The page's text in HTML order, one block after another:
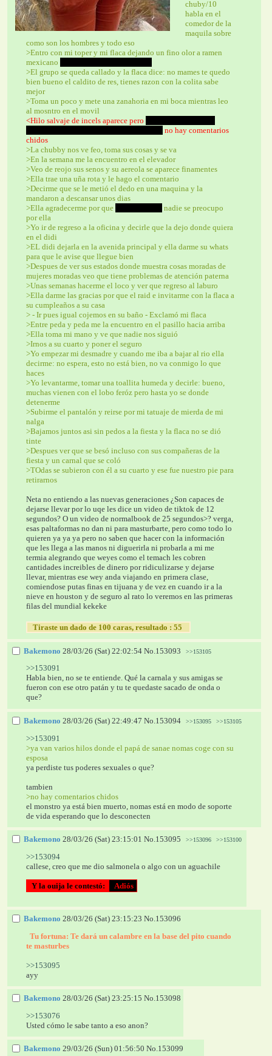
chuby/10
habla en el
comedor de la
maquila sobre
como son los hombres y todo eso
>Entro con mi toper y mi flaca dejando un fino olor a ramen
mexicano
>El grupo se queda callado y la flaca dice: no mames te quedo
bien bueno el caldito de res, tienes razon con la colita sabe
mejor
>Toma un poco y mete una zanahoria en mi boca mientras leo
al mosntro en el movil
<Hilo salvaje de incels aparece pero
no hay comentarios
chidos
>La chubby nos ve feo, toma sus cosas y se va
>En la semana me la encuentro en el elevador
>Veo de reojo sus senos y su aereola se aparece finamentes
>Ella trae una uña rota y le hago el comentario
>Decirme que se le metió el dedo en una maquina y la
mandaron a descansar unos dias
>Ella agradecerme por que
nadie se preocupo
por ella
>Yo ir de regreso a la oficina y decirle que la dejo donde quiera
en el didi
>EL didi dejarla en la avenida principal y ella darme su whats
para que le avise que llegue bien
>Despues de ver sus estados donde muestra cosas moradas de
mujeres moradas veo que tiene problemas de atención paterna
>Unas semanas hacerme el loco y ver que regreso al laburo
>Ella darme las gracias por que el raid e invitarme con la flaca a
su cumpleaños a su casa
> - Ir pues igual cojemos en su baño - Exclamó mi flaca
>Entre peda y peda me la encuentro en el pasillo hacia arriba
>Ella toma mi mano y ve que nadie nos siguió
>Irnos a su cuarto y poner el seguro
>Yo empezar mi desmadre y cuando me iba a bajar al rio ella
decirme: no espera, esto no está bien, no va conmigo lo que
haces
>Yo levantarme, tomar una toallita humeda y decirle: bueno,
muchas vienen con el lobo feróz pero hasta yo se donde
detenerme
>Subirme el pantalón y reirse por mi tatuaje de mierda de mi
nalga
>Bajamos juntos asi sin pedos a la fiesta y la flaca no se dió
tinte
>Despues ver que se besó incluso con sus compañeras de la
fiesta y un carnal que se coló
>TOdas se subieron con él a su cuarto y ese fue nuestro pie para
retirarnos
Neta no entiendo a las nuevas generaciones ¿Son capaces de
dejarse llevar por lo uqe les dice un video de tiktok de 12
segundos? O un video de normalbook de 25 segundos>? verga,
esas paltaformas no dan ni para masturbarte, pero como todo lo
quieren ya ya ya pero no saben que hacer con la información
que les llega a las manos ni diguerirla ni probarla a mi me
termia alegrando que weyes como el temach les cobren
cantidades increibles de dinero por ridiculizarse y dejarse
llevar, mientras ese wey anda viajando en primera clase,
comiendose putas finas en tijuana y de vez en cuando ir a la
nieve en houston y de seguro al rato lo veremos en las primeras
filas del mundial kekeke
Tiraste un dado de 100 caras, resultado : 55
Bakemono 28/03/26 (Sat) 22:02:54 No. 153093 >>153105
>>153091
Habla bien, no se te entiende. Qué la carnala y sus amigas se
fueron con ese otro patán y tu te quedaste sacado de onda o
que?
Bakemono 28/03/26 (Sat) 22:49:47 No. 153094 >>153095 >>153105
>>153091
>ya van varios hilos donde el papá de sanae nomas coge con su
esposa
ya perdiste tus poderes sexuales o que?
tambien
>no hay comentarios chidos
el monstro ya está bien muerto, nomas está en modo de soporte
de vida esperando que lo desconecten
Bakemono 28/03/26 (Sat) 23:15:01 No. 153095 >>153096 >>153100
>>153094
callese, creo que me dio salmonela o algo con un aguachile
Y la ouija le contestó: Adiós
Bakemono 28/03/26 (Sat) 23:15:23 No. 153096
Tu fortuna: Te dará un calambre en la base del pito cuando
te masturbes
>>153095
ayy
Bakemono 28/03/26 (Sat) 23:25:15 No. 153098
>>153076
Usted cómo le sabe tanto a eso anon?
Bakemono 29/03/26 (Sun) 01:56:50 No. 153099